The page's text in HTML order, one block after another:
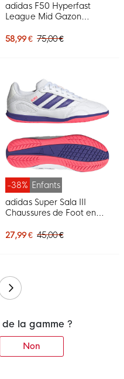
adidas F50 Hyperfast
League Mid Gazon
Foot (FG) Enfants Rose
58,99 € 75,00 €
-38% Enfants
adidas Super Sala III
Chaussures de Foot en
Mauve Rose
27,99 € 45,00 €
Suivant
la gamme ?
Non